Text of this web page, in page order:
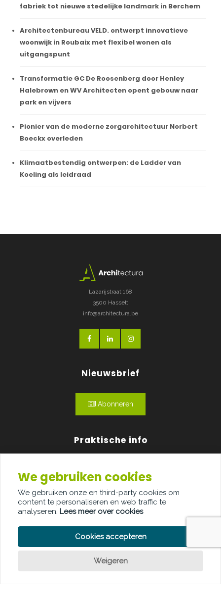
fabriek tot nieuwe stedelijke landmark in Berchem
Architectenbureau VELD. ontwerpt innovatieve
woonwijk in Roubaix met flexibel wonen als
uitgangspunt
Transformatie GC De Roosenberg door Henley
Halebrown en WV Architecten opent gebouw naar
park en vijvers
Pionier van de moderne zorgarchitectuur Norbert
Boeckx overleden
Klimaatbestendig ontwerpen: de Ladder van
Koeling als leidraad
Lazarijstraat 168
3500 Hasselt
info@architectura.be
Nieuwsbrief
Abonneren
Praktische info
Over ons
Adverteren
Contact
We gebruiken cookies
We gebruiken onze en third-party cookies om
content te personaliseren en web traffic te
analyseren. Lees meer over cookies
Cookies accepteren
Weigeren